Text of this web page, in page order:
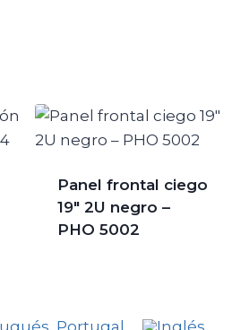
Panel frontal ciego
19″ 2U negro –
PHO 5002